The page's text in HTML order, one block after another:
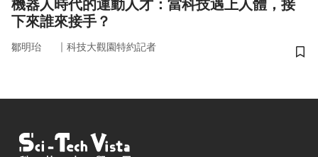
機器人時代的運動人才：當科技遇上人體，接
下來誰來接手？
鄒明珆 ｜ 科技大觀園特約記者
儲